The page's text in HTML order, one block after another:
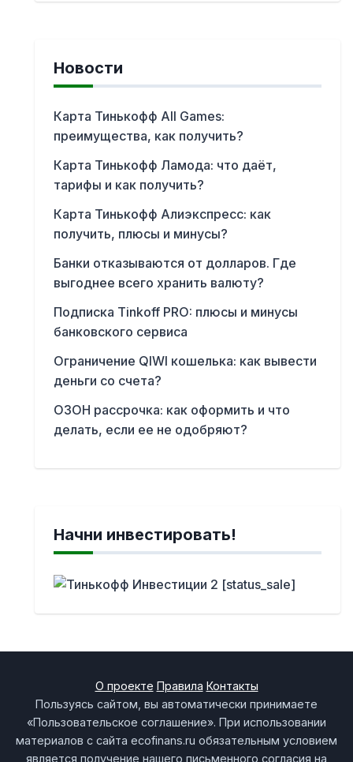
Новости
Карта Тинькофф All Games:
преимущества, как получить?
Карта Тинькофф Ламода: что даёт,
тарифы и как получить?
Карта Тинькофф Алиэкспресс: как
получить, плюсы и минусы?
Банки отказываются от долларов. Где
выгоднее всего хранить валюту?
Подписка Tinkoff PRO: плюсы и минусы
банковского сервиса
Ограничение QIWI кошелька: как вывести
деньги со счета?
ОЗОН рассрочка: как оформить и что
делать, если ее не одобряют?
Начни инвестировать!
О проекте Правила Контакты
Пользуясь сайтом, вы автоматически принимаете
«Пользовательское соглашение». При использовании
материалов с сайта ecofinans.ru обязательным условием
является получение нашего письменного согласия на